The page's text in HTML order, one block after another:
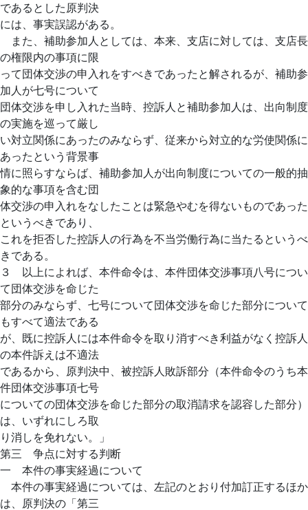
であるとした原判決
には、事実誤認がある。
また、補助参加人としては、本来、支店に対しては、支店長
の権限内の事項に限
って団体交渉の申入れをすべきであったと解されるが、補助参
加人が七号について
団体交渉を申し入れた当時、控訴人と補助参加人は、出向制度
の実施を巡って厳し
い対立関係にあったのみならず、従来から対立的な労使関係に
あったという背景事
情に照らすならば、補助参加人が出向制度についての一般的抽
象的な事項を含む団
体交渉の申入れをなしたことは緊急やむを得ないものであった
というべきであり、
これを拒否した控訴人の行為を不当労働行為に当たるというべ
きである。
３ 以上によれば、本件命令は、本件団体交渉事項八号につい
て団体交渉を命じた
部分のみならず、七号について団体交渉を命じた部分について
もすべて適法である
が、既に控訴人には本件命令を取り消すべき利益がなく控訴人
の本件訴えは不適法
であるから、原判決中、被控訴人敗訴部分（本件命令のうち本
件団体交渉事項七号
についての団体交渉を命じた部分の取消請求を認容した部分）
は、いずれにしろ取
り消しを免れない。」
第三 争点に対する判断
一 本件の事実経過について
本件の事実経過については、左記のとおり付加訂正するほか
は、原判決の「第三